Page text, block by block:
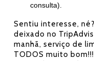
consulta).
Sentiu interesse,
deixado no
manhã, serviço de
TODOS muito